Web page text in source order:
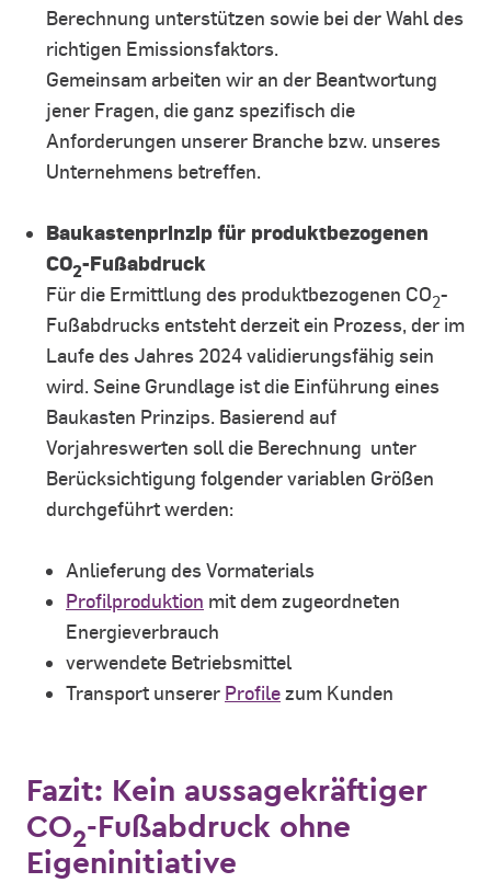
Berechnung unterstützen sowie bei der Wahl des
richtigen Emissionsfaktors.
Gemeinsam arbeiten wir an der Beantwortung
jener Fragen, die ganz spezifisch die
Anforderungen unserer Branche bzw. unseres
Unternehmens betreffen.
Baukastenprinzip für produktbezogenen
CO2-Fußabdruck
Für die Ermittlung des produktbezogenen CO2-
Fußabdrucks entsteht derzeit ein Prozess, der im
Laufe des Jahres 2024 validierungsfähig sein
wird. Seine Grundlage ist die Einführung eines
Baukasten Prinzips. Basierend auf
Vorjahreswerten soll die Berechnung unter
Berücksichtigung folgender variablen Größen
durchgeführt werden:
Anlieferung des Vormaterials
Profilproduktion mit dem zugeordneten
Energieverbrauch
verwendete Betriebsmittel
Transport unserer Profilezum Kunden
Fazit: Kein aussagekräftiger
CO2-Fußabdruck ohne
Eigeninitiative